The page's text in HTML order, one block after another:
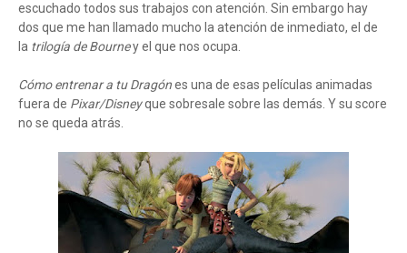
escuchado todos sus trabajos con atención. Sin embargo hay
dos que me han llamado mucho la atención de inmediato, el de
la trilogía de Bourney el que nos ocupa.
Cómo entrenar a tu Dragónes una de esas películas animadas
fuera de Pixar/Disneyque sobresale sobre las demás. Y su score
no se queda atrás.